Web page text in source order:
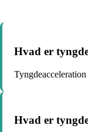
Hvad er
Hvad er